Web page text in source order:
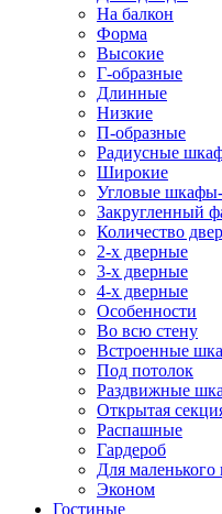
На балкон
Форма
Высокие
Г-образные
Длинные
Низкие
П-образные
Радиусные
Широкие
Угловые
Закругленный
Количество
2-х дверные
3-х дверные
4-х дверные
Особенности
Во всю стену
Встроенные
Под потолок
Раздвижные
Открытая
Распашные
Гардероб
Для
Эконом
Гостиные